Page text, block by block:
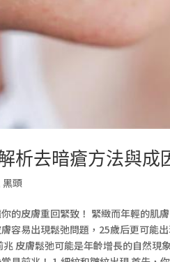
析去暗瘡方法與成
黑頭
的皮膚重回緊致！ 緊緻而年輕的肌
容易出現鬆弛問題，25歲后更可
皮膚鬆弛可能是年齡增長的自然現